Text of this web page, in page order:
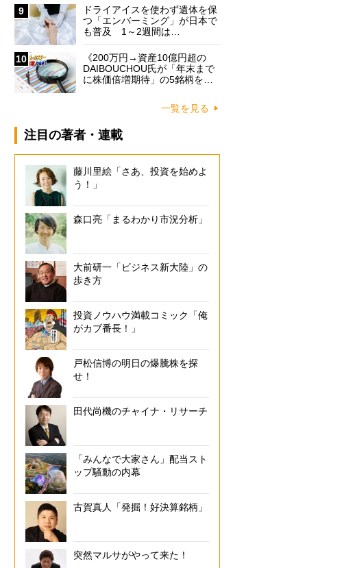
9
ドライアイスを使わず遺体を保
つ「エンバーミング」が日本で
も普及 1～2週間は…
10
《200万円→資産10億円超の
DAIBOUCHOU氏が「年末まで
に株価倍増期待」の5銘柄を…
一覧を見る
注目の著者・連載
藤川里絵「さあ、投資を始めよ
う！」
森口亮「まるわかり市況分析」
大前研一「ビジネス新大陸」の
歩き方
投資ノウハウ満載コミック「俺
がカブ番長！」
戸松信博の明日の爆騰株を探
せ！
田代尚機のチャイナ・リサーチ
「みんなで大家さん」配当スト
ップ騒動の内幕
古賀真人「発掘！好決算銘柄」
突然マルサがやって来た！